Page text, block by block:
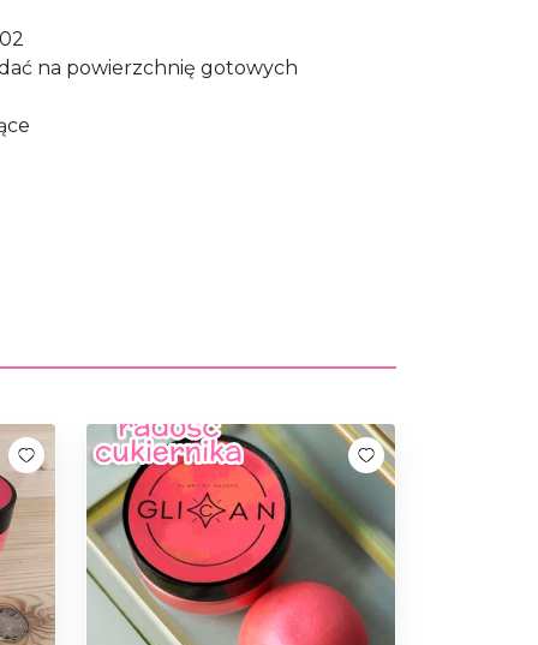
na powierzchnię gotowych